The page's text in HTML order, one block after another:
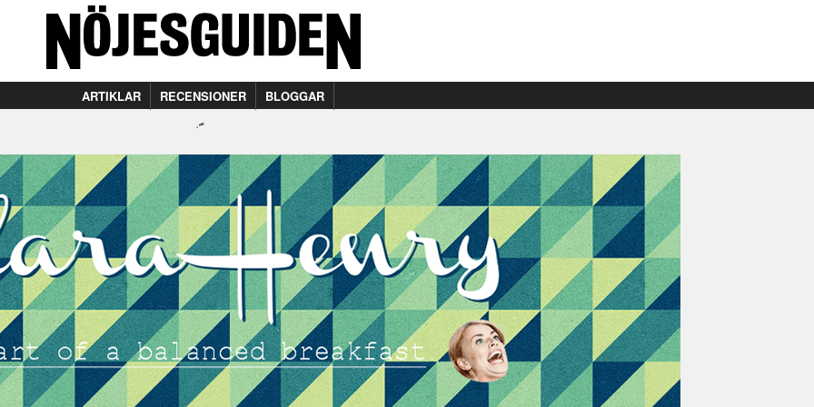
ARTIKLAR RECENSIONER BLOGGAR